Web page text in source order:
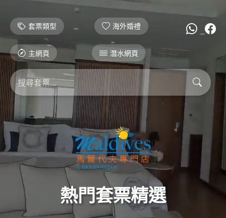
套票類型 海外婚禮
主網頁 潛水網頁
熱門套票精選